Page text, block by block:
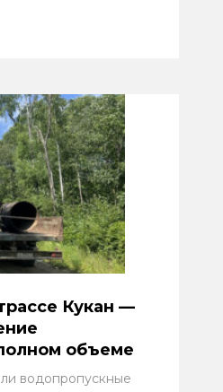
Кукан —
объеме
водопропускные